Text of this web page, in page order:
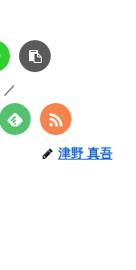
津野 真吾